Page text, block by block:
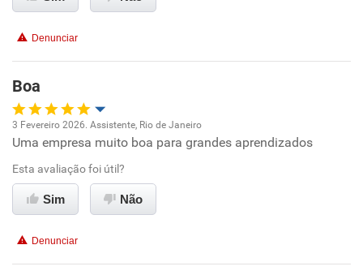
Benefícios
Recomenda esta empresa
Denunciar
Boa
Oportunidade de promoção
Ambiente de trabalho
Benefícios
3 Fevereiro 2026. Assistente, Rio de Janeiro
Uma empresa muito boa para grandes aprendizados
Esta avaliação foi útil?
Sim Não
Denunciar